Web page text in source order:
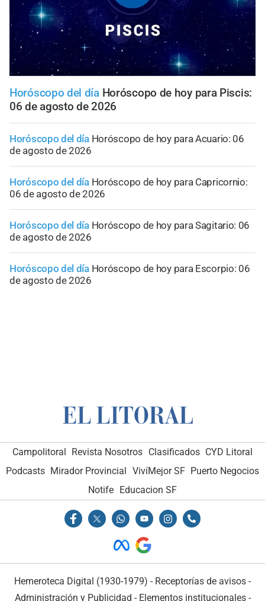
Horóscopo del día Horóscopo de hoy para Piscis:
06 de agosto de 2026
Horóscopo del día Horóscopo de hoy para Acuario: 06
de agosto de 2026
Horóscopo del día Horóscopo de hoy para Capricornio:
06 de agosto de 2026
Horóscopo del día Horóscopo de hoy para Sagitario: 06
de agosto de 2026
Horóscopo del día Horóscopo de hoy para Escorpio: 06
de agosto de 2026
Campolitoral Revista Nosotros Clasificados CYD Litoral
Podcasts Mirador Provincial VivíMejor SF Puerto Negocios
Notife Educacion SF
Hemeroteca Digital (1930-1979) - Receptorías de avisos -
Administración y Publicidad - Elementos institucionales-